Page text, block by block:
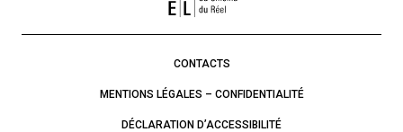
CONTACTS
MENTIONS LÉGALES – CONFIDENTIALITÉ
DÉCLARATION D’ACCESSIBILITÉ